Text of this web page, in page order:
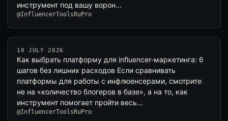
инструмент под вашу ворон…
@InfluencerToolsRuPro
10 JULY 2026
Как выбрать платформу для influencer-маркетинга: 6
шагов без лишних расходов Если сравнивать
платформы для работы с инфлюенсерами, смотрите
не на «количество блогеров в базе», а на то, как
инструмент помогает пройти весь…
@InfluencerToolsRuPro